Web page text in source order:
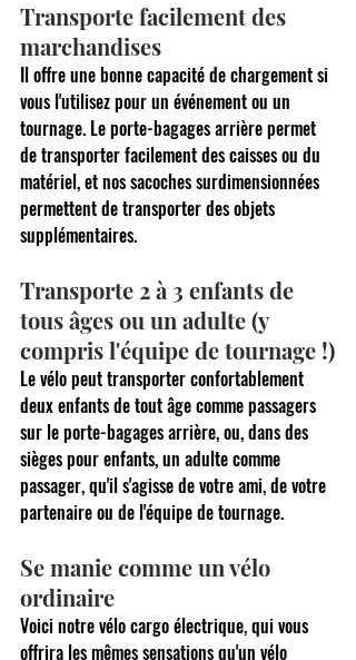
Transporte facilement des
marchandises
Il offre une bonne capacité de chargement si
vous l'utilisez pour un événement ou un
tournage. Le porte-bagages arrière permet
de transporter facilement des caisses ou du
matériel, et nos sacoches surdimensionnées
permettent de transporter des objets
supplémentaires.
Transporte 2 à 3 enfants de
tous âges ou un adulte (y
compris l'équipe de tournage !)
Le vélo peut transporter confortablement
deux enfants de tout âge comme passagers
sur le porte-bagages arrière, ou, dans des
sièges pour enfants, un adulte comme
passager, qu'il s'agisse de votre ami, de votre
partenaire ou de l'équipe de tournage.
Se manie comme un vélo
ordinaire
Voici notre vélo cargo électrique, qui vous
offrira les mêmes sensations qu'un vélo